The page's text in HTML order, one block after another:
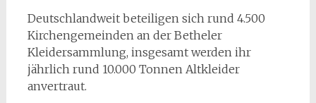
Deutschlandweit beteiligen sich rund 4.500
Kirchengemeinden an der Betheler
Kleidersammlung, insgesamt werden ihr
jährlich rund 10.000 Tonnen Altkleider
anvertraut.